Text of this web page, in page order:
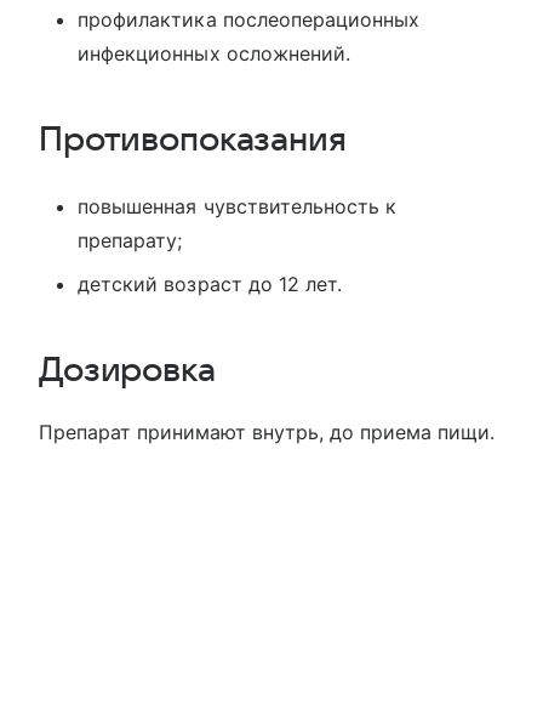
профилактика послеоперационных
инфекционных осложнений.
Противопоказания
повышенная чувствительность к
препарату;
детский возраст до 12 лет.
Дозировка
Препарат принимают внутрь, до приема пищи.